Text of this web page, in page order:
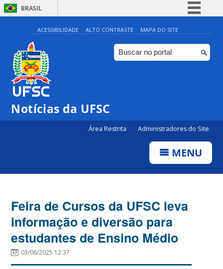
BRASIL
Simplifique!
Comunica BR
Participe
ACESSIBILIDADE ALTO CONTRASTE MAPA DO SITE
Notícias da UFSC
Área Restrita Administradores do Site
MENU
Feira de Cursos da UFSC leva
informação e diversão para
estudantes de Ensino Médio
03/06/2025 12:37